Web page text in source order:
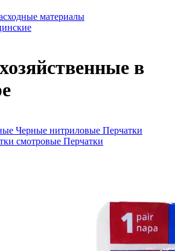
материалы
в
Черные нитриловые Перчатки
смотровые Перчатки